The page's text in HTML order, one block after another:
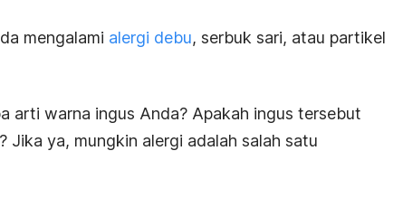
mengalami alergi debu, serbuk sari, atau partikel
arti warna ingus Anda? Apakah ingus tersebut
Jika ya, mungkin alergi adalah salah satu